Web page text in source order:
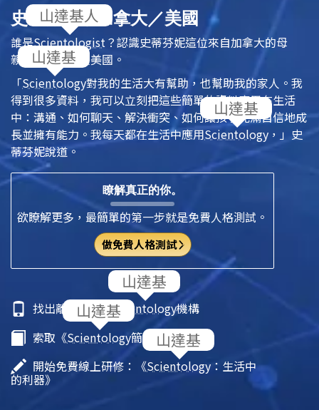
史蒂芬妮，加拿大／美國
誰是Scientologist ？認識史蒂芬妮這位來自加拿大的母
親，她現在住在美國。
「Scientology對我的生活大有幫助，也幫助我的家人。我
得到很多資料，我可以立刻把這些簡單的資料應用在生活
中：溝通、如何聊天、解決衝突、如何讓孩子充滿自信地成
長並擁有能力。我每天都在生活中應用Scientology ，」史
蒂芬妮說道。
瞭解真正的你。
欲瞭解更多，最簡單的第一步就是免費人格測試。
做免費人格測試
找出離你最近的Scientology機構
索取《Scientology簡介》小冊子
開始免費線上研修：《Scientology ：生活中
的利器》